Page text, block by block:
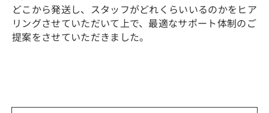
どこから発送し、スタッフがどれくらいいるのかをヒア
リングさせていただいて上で、最適なサポート体制のご
提案をさせていただきました。